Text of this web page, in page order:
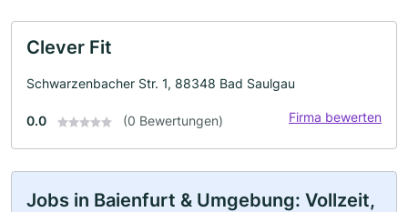
Clever Fit
Schwarzenbacher Str. 1, 88348 Bad Saulgau
0.0 (0 Bewertungen) Firma bewerten
Jobs in Baienfurt & Umgebung: Vollzeit,